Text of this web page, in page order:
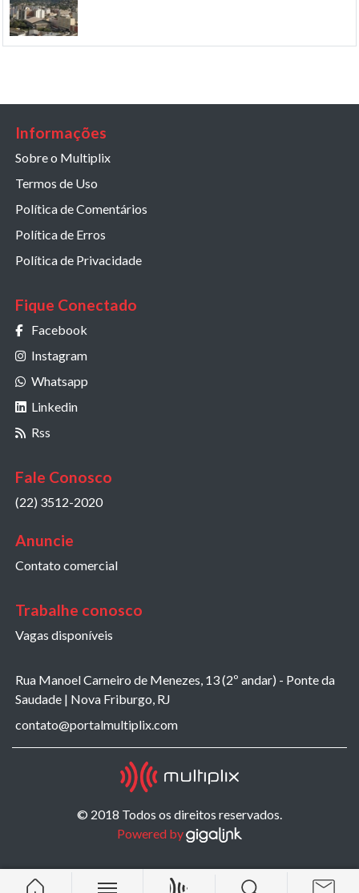
Informações
Sobre o Multiplix
Termos de Uso
Política de Comentários
Política de Erros
Política de Privacidade
Fique Conectado
Facebook
Instagram
Whatsapp
Linkedin
Rss
Fale Conosco
(22) 3512-2020
Anuncie
Contato comercial
Trabalhe conosco
Vagas disponíveis
Rua Manoel Carneiro de Menezes, 13 (2º andar) - Ponte da
Saudade | Nova Friburgo, RJ
contato@portalmultiplix.com
© 2018 Todos os direitos reservados.
Powered by